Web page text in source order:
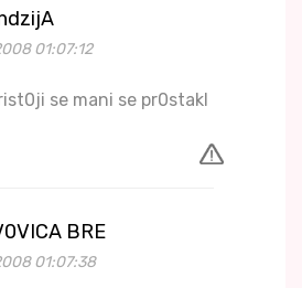
01:07:12
se mani se pr0stakl
BRE
01:07:38